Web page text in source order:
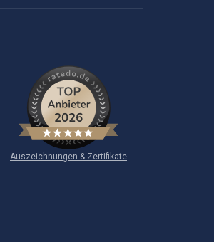
Auszeichnungen & Zertifikate